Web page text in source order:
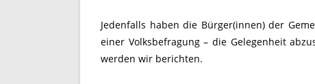
Jedenfalls haben die Bürger(innen) der
einer Volksbefragung – die Gelegenheit
werden wir berichten.